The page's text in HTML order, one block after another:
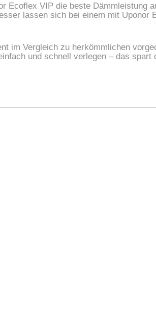
Ecoflex VIP die beste Dämmleistung
lassen sich bei einem mit Uponor
im Vergleich zu herkömmlichen
und schnell verlegen – das spart